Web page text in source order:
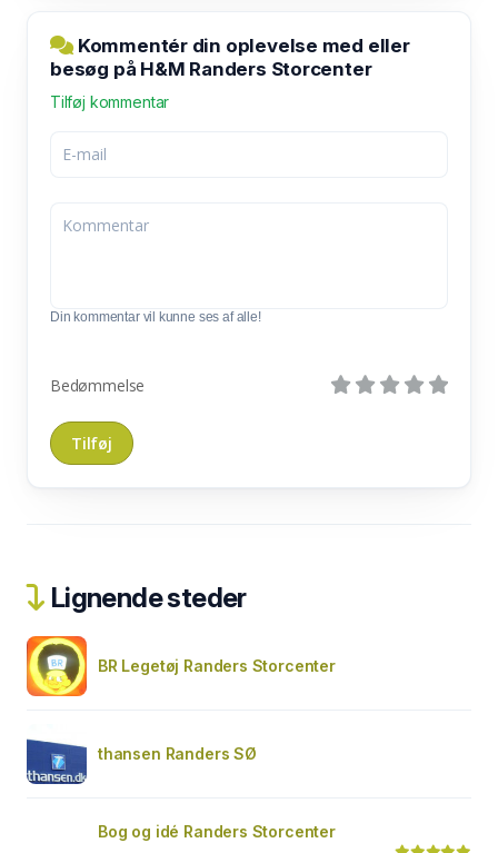
Kommentér din oplevelse med eller
besøg på H&M Randers Storcenter
Tilføj kommentar
Din kommentar vil kunne ses af alle!
Bedømmelse
Lignende steder
BR Legetøj Randers Storcenter
thansen Randers SØ
Bog og idé Randers Storcenter